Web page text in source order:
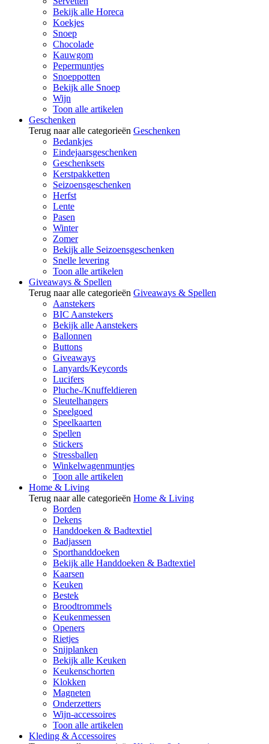
Bekijk alle Horeca
Koekjes
Snoep
Chocolade
Kauwgom
Pepermuntjes
Snoeppotten
Bekijk alle Snoep
Wijn
Toon alle artikelen
Geschenken
Terug naar alle categorieën Geschenken
Bedankjes
Eindejaarsgeschenken
Geschenksets
Kerstpakketten
Seizoensgeschenken
Herfst
Lente
Pasen
Winter
Zomer
Bekijk alle Seizoensgeschenken
Snelle levering
Toon alle artikelen
Giveaways & Spellen
Terug naar alle categorieën Giveaways & Spellen
Aanstekers
BIC Aanstekers
Bekijk alle Aanstekers
Ballonnen
Buttons
Giveaways
Lanyards/Keycords
Lucifers
Pluche-/Knuffeldieren
Sleutelhangers
Speelgoed
Speelkaarten
Spellen
Stickers
Stressballen
Winkelwagenmuntjes
Toon alle artikelen
Home & Living
Terug naar alle categorieën Home & Living
Borden
Dekens
Handdoeken & Badtextiel
Badjassen
Sporthanddoeken
Bekijk alle Handdoeken & Badtextiel
Kaarsen
Keuken
Bestek
Broodtrommels
Keukenmessen
Openers
Rietjes
Snijplanken
Bekijk alle Keuken
Keukenschorten
Klokken
Magneten
Onderzetters
Wijn-accessoires
Toon alle artikelen
Kleding & Accessoires